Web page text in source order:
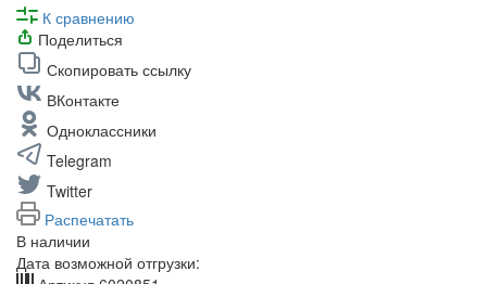
К сравнению
Поделиться
Скопировать ссылку
ВКонтакте
Одноклассники
Telegram
Twitter
Распечатать
В наличии
Дата возможной отгрузки: